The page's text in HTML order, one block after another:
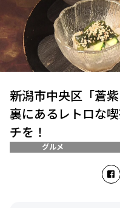
新潟市中央区「蒼
裏にあるレトロな
チを！
グルメ